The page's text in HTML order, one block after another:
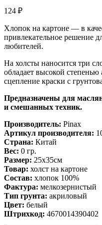
124 ₽
Хлопок на картоне — в
привлекательное решение
любителей.
На холсты наносится три
обладает высокой степенью
сцепление краски с
Предназначены для
и смешанных техник.
Производитель: Pinax
Артикул производителя:
Страна: Китай
Вес: 0 гр.
Размер: 25х35см
Товар: холст на картоне
Состав: хлопок 100%
Фактура: мелкозернистый
Тип грунта: акриловый
Цвет: белый
Штрихкод: 4670014390402